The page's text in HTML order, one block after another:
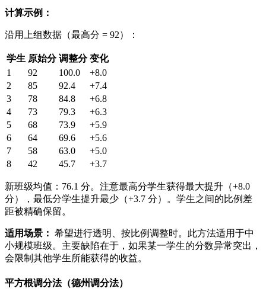
计算示例：
沿用上组数据（最高分 = 92）：
学生 原始分 调整分 变化
1
92 100.0
+8.0
2
85 92.4
+7.4
3
78 84.8
+6.8
4
73 79.3
+6.3
5
68 73.9
+5.9
6
64 69.6
+5.6
7
58 63.0
+5.0
8
42 45.7 +3.7
新班级均值：76.1 分。注意最高分学生获得最大提升（+8.0
分），最低分学生提升最少（+3.7 分）。学生之间的比例差
距被精确保留。
适用场景： 希望进行透明、按比例调整时。此方法适用于中
小规模班级。主要缺陷在于，如果某一学生的分数异常突出，
会限制其他学生所能获得的收益。
平方根调分法（德州调分法）